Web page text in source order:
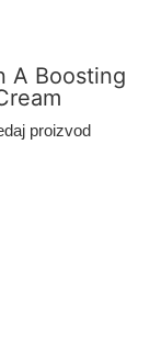
A Boosting
proizvod